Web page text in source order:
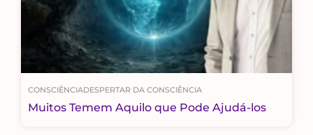
CONSCIÊNCIADESPERTAR DA CONSCIÊNCIA
Muitos Temem Aquilo que Pode Ajudá-los